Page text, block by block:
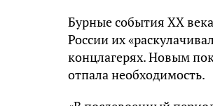
Бурные события XX
России их
концлагерях. Новым
отпала необходимость.